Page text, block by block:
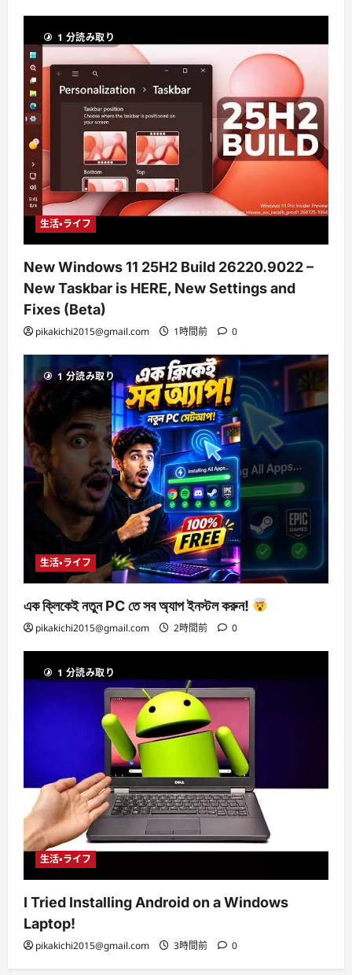
1 分読み取り
生活・ライフ
New Windows 11 25H2 Build 26220.9022 –
New Taskbar is HERE, New Settings and
Fixes (Beta)
pikakichi2015@gmail.com 1時間前 0
1 分読み取り
生活・ライフ
এক ক্লিকেই নতুন PC তে সব অ্যাপ ইনস্টল করুন!
pikakichi2015@gmail.com 2時間前 0
1 分読み取り
生活・ライフ
I Tried Installing Android on a Windows
Laptop!
pikakichi2015@gmail.com 3時間前 0